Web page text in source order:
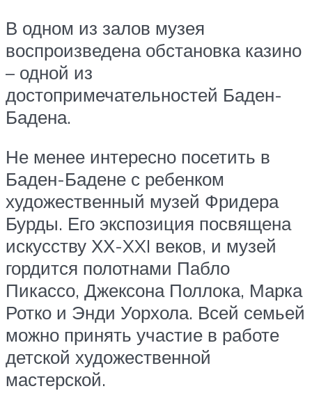
В одном из залов музея
воспроизведена обстановка казино
– одной из
достопримечательностей Баден-
Бадена.
Не менее интересно посетить в
Баден-Бадене с ребенком
художественный музей Фридера
Бурды. Его экспозиция посвящена
искусству ХХ-XXI веков, и музей
гордится полотнами Пабло
Пикассо, Джексона Поллока, Марка
Ротко и Энди Уорхола. Всей семьей
можно принять участие в работе
детской художественной
мастерской.